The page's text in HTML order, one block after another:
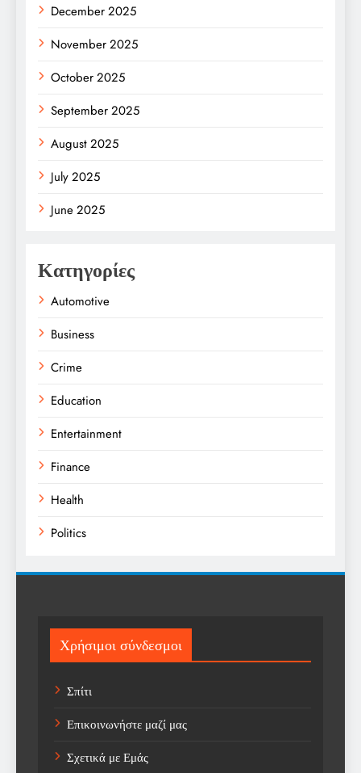
December 2025
November 2025
October 2025
September 2025
August 2025
July 2025
June 2025
Κατηγορίες
Automotive
Business
Crime
Education
Entertainment
Finance
Health
Politics
Sport
Sports
Technology
Trending
Weather
Χρήσιμοι σύνδεσμοι
Σπίτι
Επικοινωνήστε μαζί μας
Σχετικά με Εμάς